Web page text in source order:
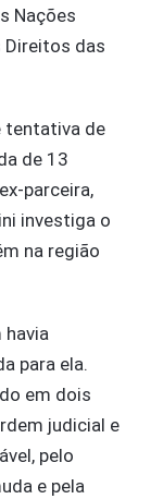
Nações
Direitos das
tentativa de
de 13
parceira,
investiga o
na região
havia
para ela.
em dois
judicial e
pelo
e pela